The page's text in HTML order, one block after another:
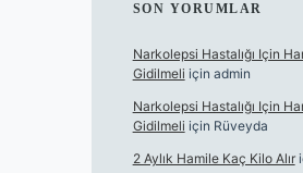
SON YORUMLAR
Narkolepsi Hastalığı Için
Gidilmeli için admin
Narkolepsi Hastalığı Için
Gidilmeli için Rüveyda
2 Aylık Hamile Kaç Kilo Alır